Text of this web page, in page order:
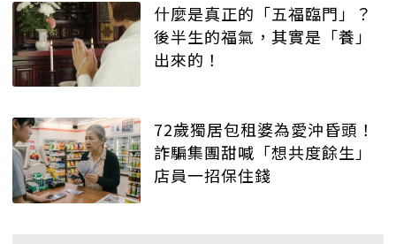
什麼是真正的「五福臨門」？
後半生的福氣，其實是「養」
出來的！
72歲獨居包租婆為愛沖昏頭！
詐騙集團甜喊「想共度餘生」
店員一招保住錢